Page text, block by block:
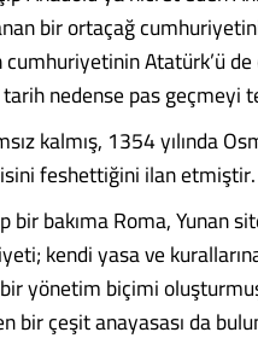
bir ortaçağ
Atatürk’ü
nedense pas geçmeyi
kalmış, 1354 yılında
feshettiğini ilan etmiştir.
bakıma Roma, Yunan
kendi yasa ve
yönetim biçimi
bir çeşit anayasası da